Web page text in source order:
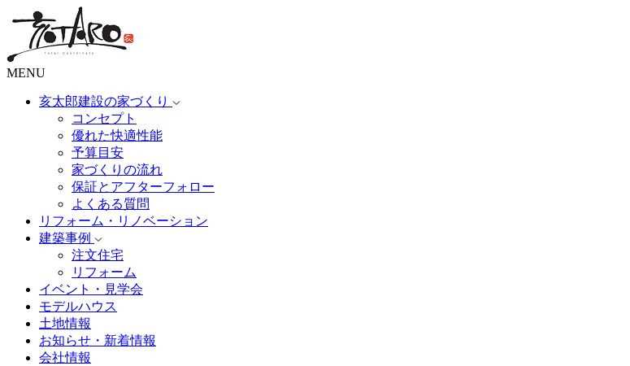
MENU
亥太郎建設の家づくり
コンセプト
優れた快適性能
予算目安
家づくりの流れ
保証とアフターフォロー
よくある質問
リフォーム・リノベーション
建築事例
注文住宅
リフォーム
イベント・見学会
モデルハウス
土地情報
お知らせ・新着情報
会社情報